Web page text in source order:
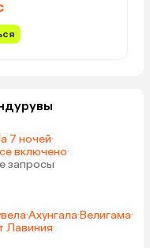
7 ночей·
включено·
запросы
·Ахунгала·Велигама·
Лавиния·